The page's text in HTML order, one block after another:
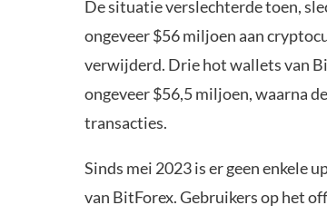
De situatie verslechterde toen,
ongeveer $56 miljoen aan
verwijderd. Drie hot wallets van
ongeveer $56,5 miljoen, waarna
transacties.
Sinds mei 2023 is er geen enkele
van BitForex. Gebruikers op het